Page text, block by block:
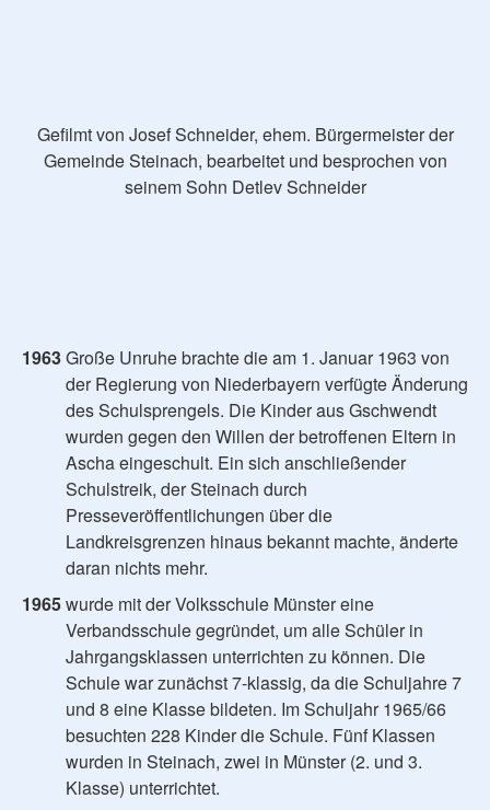
Gefilmt von Josef Schneider, ehem. Bürgermeister der
Gemeinde Steinach, bearbeitet und besprochen von
seinem Sohn Detlev Schneider
1963Große Unruhe brachte die am 1. Januar 1963 von
der Regierung von Niederbayern verfügte Änderung
des Schulsprengels. Die Kinder aus Gschwendt
wurden gegen den Willen der betroffenen Eltern in
Ascha eingeschult. Ein sich anschließender
Schulstreik, der Steinach durch
Presseveröffentlichungen über die
Landkreisgrenzen hinaus bekannt machte, änderte
daran nichts mehr.
1965wurde mit der Volksschule Münster eine
Verbandsschule gegründet, um alle Schüler in
Jahrgangsklassen unterrichten zu können. Die
Schule war zunächst 7-klassig, da die Schuljahre 7
und 8 eine Klasse bildeten. Im Schuljahr 1965/66
besuchten 228 Kinder die Schule. Fünf Klassen
wurden in Steinach, zwei in Münster (2. und 3.
Klasse) unterrichtet.